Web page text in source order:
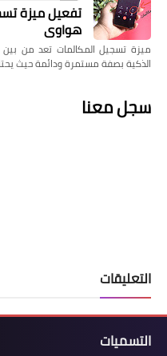
تفعيل ميزة
هواوي
ميزة تسجيل المكالمات تعد من بين
الذكية بصفة مستمرة ودائمة حيث
سجل معنا
التعليقات
التسميات